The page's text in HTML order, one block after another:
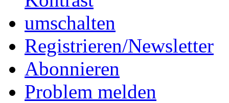
Registrieren/Newsletter
Abonnieren
Problem melden